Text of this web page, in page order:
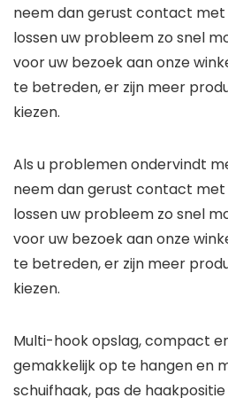
neem dan gerust contact met
lossen uw probleem zo snel
voor uw bezoek aan onze
te betreden, er zijn meer
kiezen.
Als u problemen ondervindt
neem dan gerust contact met
lossen uw probleem zo snel
voor uw bezoek aan onze
te betreden, er zijn meer
kiezen.
Multi-hook opslag, compact
gemakkelijk op te hangen en
schuifhaak, pas de